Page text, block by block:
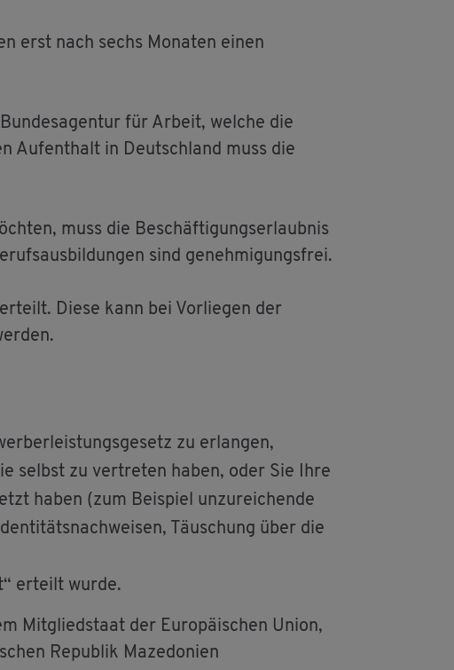
erst nach sechs Mo­na­ten einen
für Ar­beit, wel­che die
Auf­ent­halt in Deutsch­land muss die
muss die Be­schäf­ti­gungs­er­laub­nis
sind ge­neh­mi­gungs­frei.
Diese kann bei Vor­lie­gen der
zu er­lan­gen,
selbst zu ver­tre­ten haben, oder Sie Ihre
haben (zum Bei­spiel un­zu­rei­chen­de
Täu­schung über die
er­teilt wurde.
Mit­glied­staat der Eu­ro­päi­schen Union,
Re­pu­blik Ma­ze­do­ni­en